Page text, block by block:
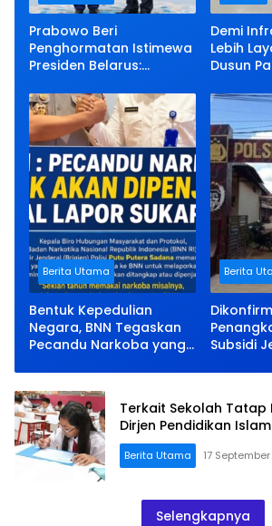
Prabowo Beri
Penghormatan Istimewa
Presiden Belarus:
Negara
Demi
Lebih
Dusun
Rusak
Berita Utama
Bentuk Kepedulian
Negara, BNN Tegaskan
Pecandu Narkoba yang
akan Dipenjara
Berita
Subsidi
Terkait Sekolah Tatap
Dirjen Pendidikan
Berita Utama 17
Selengkapnya